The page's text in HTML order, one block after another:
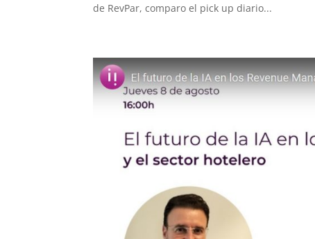
de RevPar, comparo el pick up diario...